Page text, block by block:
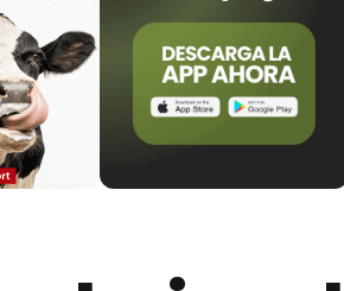
con cargo a la aplicación
de Castilla y León para el año
si las disponibilidades
de cien mil euros